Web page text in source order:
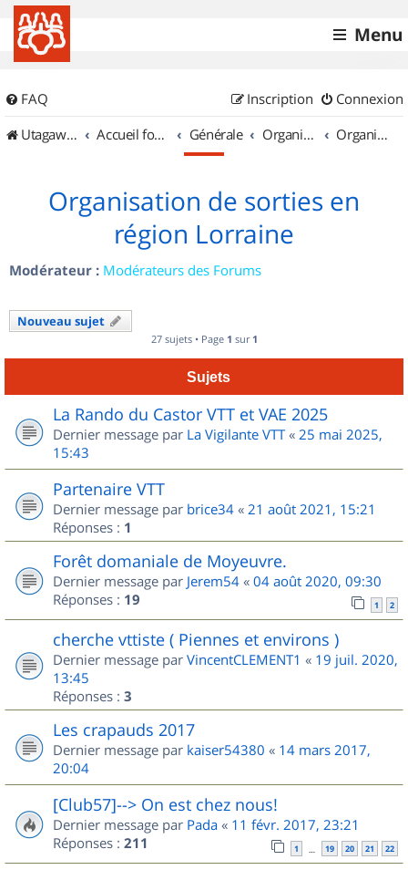
Menu
FAQ Connexion
Inscription
UtagawaVTT (Randos VTT et VTTAE avec traces GPS)
Accueil forum Générale Organisation de sorties & Recherche de partenaires Organisation de sorties en région Lorraine
Organisation de sorties en
région Lorraine
Modérateur : Modérateurs des Forums
Nouveau sujet
27 sujets • Page 1 sur 1
Sujets
La Rando du Castor VTT et VAE 2025
Dernier message par La Vigilante VTT« 25 mai 2025,
15:43
Partenaire VTT
Dernier message par brice34 « 21 août 2021, 15:21
Réponses : 1
Forêt domaniale de Moyeuvre.
Dernier message par Jerem54 « 04 août 2020, 09:30
Réponses : 19 1 2
cherche vttiste ( Piennes et environs )
Dernier message par VincentCLEMENT1 « 19 juil. 2020,
13:45
Réponses : 3
Les crapauds 2017
Dernier message par kaiser54380 « 14 mars 2017,
20:04
[Club57]--> On est chez nous!
Dernier message par Pada « 11 févr. 2017, 23:21
Réponses : 211 1 … 19 20 21 22